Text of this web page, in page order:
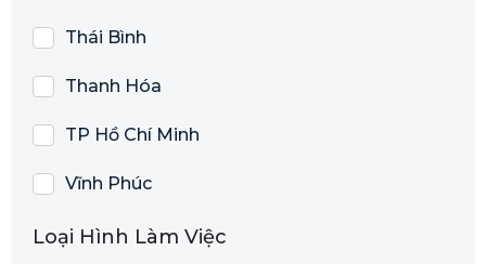
Thái Bình
Thanh Hóa
TP Hồ Chí Minh
Vĩnh Phúc
Loại Hình Làm Việc